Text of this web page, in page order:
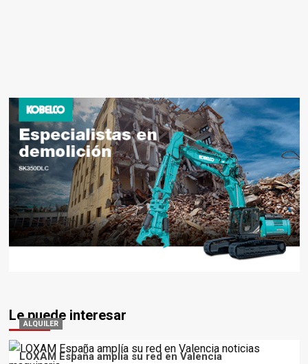
Le puede interesar
ALQUILER
LOXAM España amplía su red en Valencia